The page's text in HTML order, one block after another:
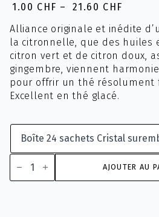
1.00 CHF – 21.60 CHF
Plage
de
prix :
1.00 CHF
à
21.60 CHF
Alliance originale et inédite
la citronnelle, que des huiles
citron vert et de citron doux,
gingembre, viennent
pour offrir un thé résolument
Excellent en thé glacé.
quantité
de
Jaune
AJOUTER AU